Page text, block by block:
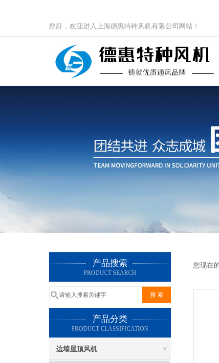
您好，欢迎进入上海德惠特种风机有限公司网站！
产品搜索
PRODUCT SEARCH
产品分类
PRODUCT CLASSIFICATION
边墙屋顶风机
您现在